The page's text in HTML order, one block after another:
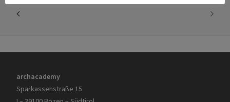
archacademy
Sparkassenstraße 15